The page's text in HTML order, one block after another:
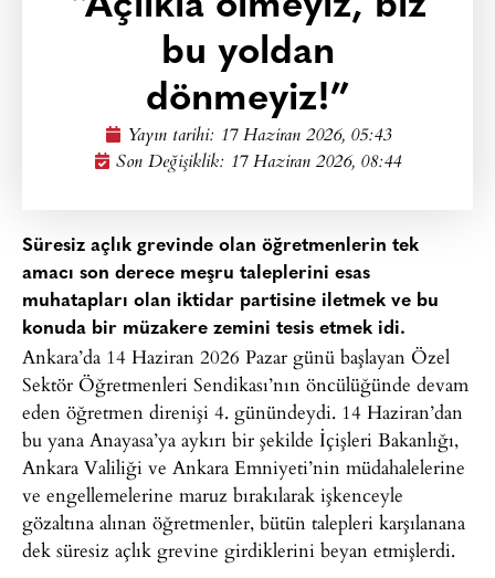
bu yoldan
dönmeyiz!”
Yayın tarihi: 17 Haziran 2026, 05:43
Son Değişiklik: 17 Haziran 2026, 08:44
Süresiz açlık grevinde olan öğretmenlerin tek
amacı son derece meşru taleplerini esas
muhatapları olan iktidar partisine iletmek ve bu
konuda bir müzakere zemini tesis etmek idi.
Ankara’da 14 Haziran 2026 Pazar günü başlayan Özel
Sektör Öğretmenleri Sendikası’nın öncülüğünde devam
eden öğretmen direnişi 4. günündeydi. 14 Haziran’dan
bu yana Anayasa’ya aykırı bir şekilde İçişleri Bakanlığı,
Ankara Valiliği ve Ankara Emniyeti’nin müdahalelerine
ve engellemelerine maruz bırakılarak işkenceyle
gözaltına alınan öğretmenler, bütün talepleri karşılanana
dek süresiz açlık grevine girdiklerini beyan etmişlerdi.